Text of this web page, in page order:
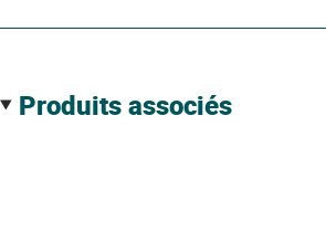
produits associés